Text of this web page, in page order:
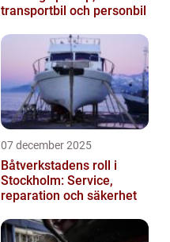
transportbil och personbil
07 december 2025
Båtverkstadens roll i
Stockholm: Service,
reparation och säkerhet